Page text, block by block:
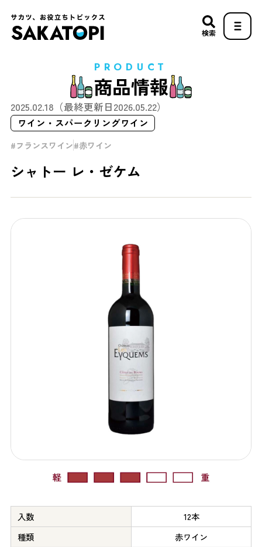
検索
PRODUCT
商品情報
2025.02.18 （最終更新日2026.05.22）
ワイン・スパークリングワイン
フランスワイン 赤ワイン
シャトー レ・ゼケム
入数
12本
種類
赤ワイン